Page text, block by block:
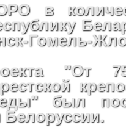
в
Гомель-
"От
был